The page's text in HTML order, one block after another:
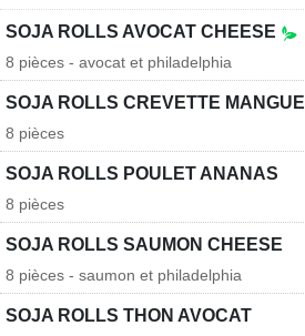
SOJA ROLLS AVOCAT CHEESE
8 pièces - avocat et philadelphia
SOJA ROLLS CREVETTE MANGUE
8 pièces
SOJA ROLLS POULET ANANAS
8 pièces
SOJA ROLLS SAUMON CHEESE
8 pièces - saumon et philadelphia
SOJA ROLLS THON AVOCAT